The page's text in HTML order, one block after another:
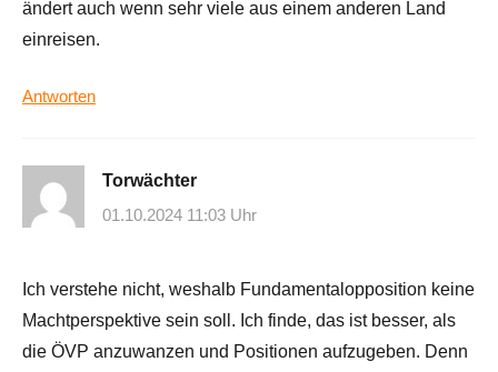
ändert auch wenn sehr viele aus einem anderen Land
einreisen.
Antworten
Torwächter
01.10.2024 11:03 Uhr
Ich verstehe nicht, weshalb Fundamentalopposition keine
Machtperspektive sein soll. Ich finde, das ist besser, als
die ÖVP anzuwanzen und Positionen aufzugeben. Denn